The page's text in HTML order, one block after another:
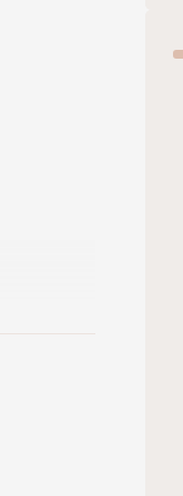
與地方
邊陲
土官政